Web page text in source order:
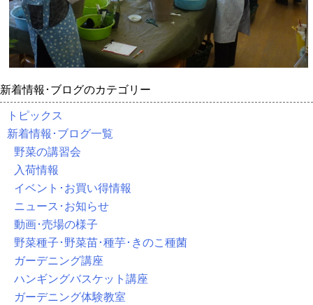
新着情報･ブログのカテゴリー
トピックス
新着情報･ブログ一覧
野菜の講習会
入荷情報
イベント･お買い得情報
ニュース･お知らせ
動画･売場の様子
野菜種子･野菜苗･種芋･きのこ種菌
ガーデニング講座
ハンギングバスケット講座
ガーデニング体験教室